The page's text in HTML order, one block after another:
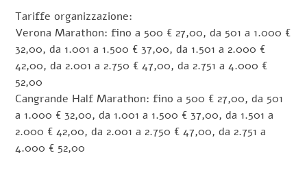
Tariffe organizzazione:
Verona Marathon: fino a 500 € 27,00, da 501 a 1.000 €
32,00, da 1.001 a 1.500 € 37,00, da 1.501 a 2.000 €
42,00, da 2.001 a 2.750 € 47,00, da 2.751 a 4.000 €
52,00
Cangrande Half Marathon: fino a 500 € 27,00, da 501
a 1.000 € 32,00, da 1.001 a 1.500 € 37,00, da 1.501 a
2.000 € 42,00, da 2.001 a 2.750 € 47,00, da 2.751 a
4.000 € 52,00